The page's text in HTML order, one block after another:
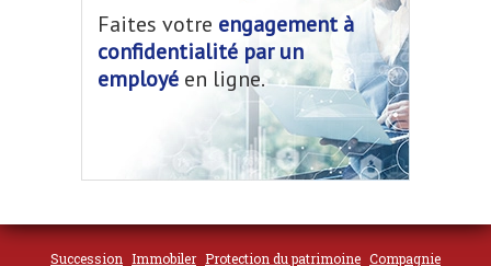
Faites votre engagement à
confidentialité par un
employé en ligne.
Succession Immobiler Protection du patrimoine Compagnie